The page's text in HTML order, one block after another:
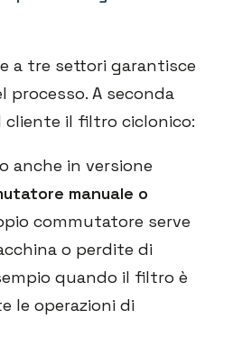
a tre settori garantisce
processo. A seconda
cliente il filtro ciclonico:
anche in versione
manuale o
commutatore serve
o perdite di
quando il filtro è
le operazioni di